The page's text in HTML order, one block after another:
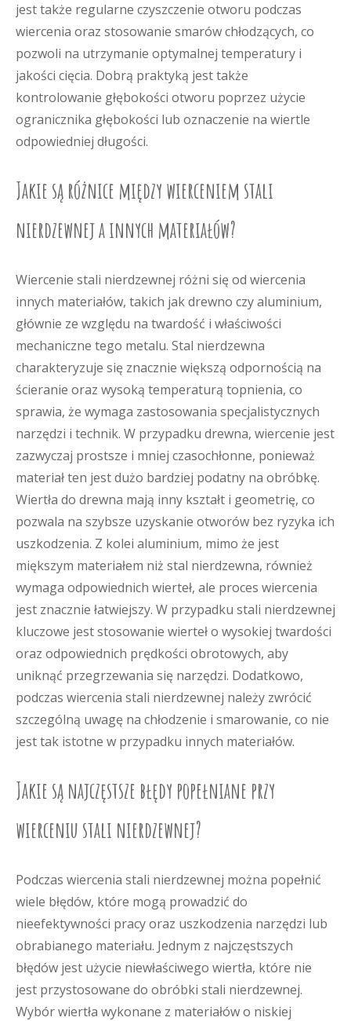
jest także regularne czyszczenie otworu podczas
wiercenia oraz stosowanie smarów chłodzących, co
pozwoli na utrzymanie optymalnej temperatury i
jakości cięcia. Dobrą praktyką jest także
kontrolowanie głębokości otworu poprzez użycie
ogranicznika głębokości lub oznaczenie na wiertle
odpowiedniej długości.
Jakie są różnice między wierceniem stali
nierdzewnej a innych materiałów?
Wiercenie stali nierdzewnej różni się od wiercenia
innych materiałów, takich jak drewno czy aluminium,
głównie ze względu na twardość i właściwości
mechaniczne tego metalu. Stal nierdzewna
charakteryzuje się znacznie większą odpornością na
ścieranie oraz wysoką temperaturą topnienia, co
sprawia, że wymaga zastosowania specjalistycznych
narzędzi i technik. W przypadku drewna, wiercenie jest
zazwyczaj prostsze i mniej czasochłonne, ponieważ
materiał ten jest dużo bardziej podatny na obróbkę.
Wiertła do drewna mają inny kształt i geometrię, co
pozwala na szybsze uzyskanie otworów bez ryzyka ich
uszkodzenia. Z kolei aluminium, mimo że jest
miększym materiałem niż stal nierdzewna, również
wymaga odpowiednich wierteł, ale proces wiercenia
jest znacznie łatwiejszy. W przypadku stali nierdzewnej
kluczowe jest stosowanie wierteł o wysokiej twardości
oraz odpowiednich prędkości obrotowych, aby
uniknąć przegrzewania się narzędzi. Dodatkowo,
podczas wiercenia stali nierdzewnej należy zwrócić
szczególną uwagę na chłodzenie i smarowanie, co nie
jest tak istotne w przypadku innych materiałów.
Jakie są najczęstsze błędy popełniane przy
wierceniu stali nierdzewnej?
Podczas wiercenia stali nierdzewnej można popełnić
wiele błędów, które mogą prowadzić do
nieefektywności pracy oraz uszkodzenia narzędzi lub
obrabianego materiału. Jednym z najczęstszych
błędów jest użycie niewłaściwego wiertła, które nie
jest przystosowane do obróbki stali nierdzewnej.
Wybór wiertła wykonane z materiałów o niskiej